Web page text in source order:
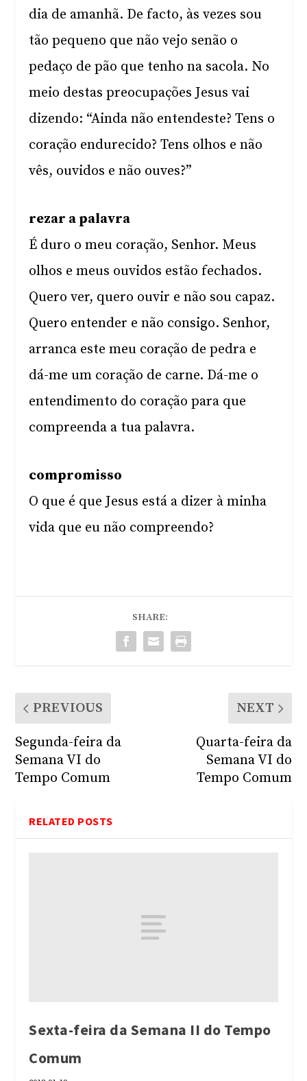
dia de amanhã. De facto, às vezes sou
tão pequeno que não vejo senão o
pedaço de pão que tenho na sacola. No
meio destas preocupações Jesus vai
dizendo: “Ainda não entendeste? Tens o
coração endurecido? Tens olhos e não
vês, ouvidos e não ouves?”
rezar a palavra
É duro o meu coração, Senhor. Meus
olhos e meus ouvidos estão fechados.
Quero ver, quero ouvir e não sou capaz.
Quero entender e não consigo. Senhor,
arranca este meu coração de pedra e
dá-me um coração de carne. Dá-me o
entendimento do coração para que
compreenda a tua palavra.
compromisso
O que é que Jesus está a dizer à minha
vida que eu não compreendo?
SHARE:
PREVIOUS
Segunda-feira da
Semana VI do
Tempo Comum
NEXT
Quarta-feira da
Semana VI do
Tempo Comum
RELATED POSTS
Sexta-feira da Semana II do Tempo
Comum